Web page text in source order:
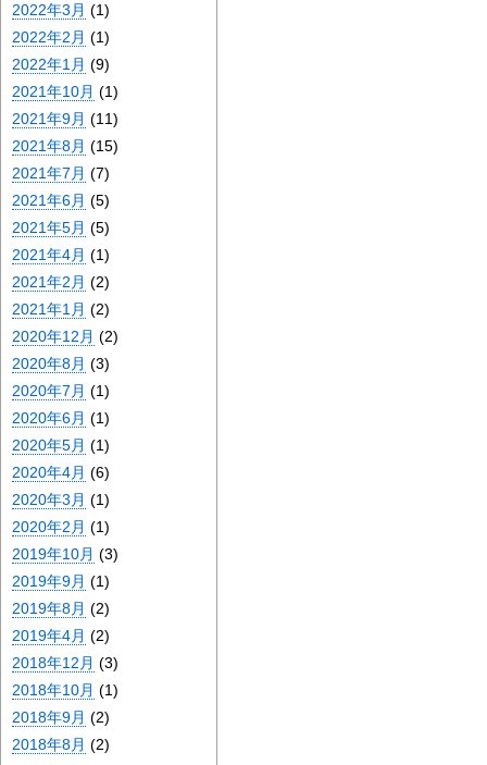
2022年3月 (1)
2022年2月 (1)
2022年1月 (9)
2021年10月 (1)
2021年9月 (11)
2021年8月 (15)
2021年7月 (7)
2021年6月 (5)
2021年5月 (5)
2021年4月 (1)
2021年2月 (2)
2021年1月 (2)
2020年12月 (2)
2020年8月 (3)
2020年7月 (1)
2020年6月 (1)
2020年5月 (1)
2020年4月 (6)
2020年3月 (1)
2020年2月 (1)
2019年10月 (3)
2019年9月 (1)
2019年8月 (2)
2019年4月 (2)
2018年12月 (3)
2018年10月 (1)
2018年9月 (2)
2018年8月 (2)